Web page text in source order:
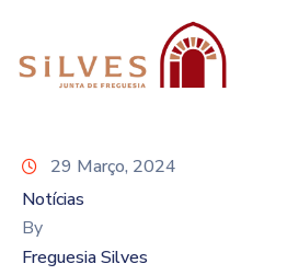
de
Freguesia
Assembleia
29 Março, 2024
Notícias
By
Freguesia Silves